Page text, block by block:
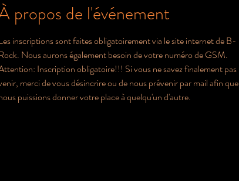
propos de l'événement
inscriptions sont faites obligatoirement via le site internet de B-
Nous aurons également besoin de votre numéro de GSM.
Inscription obligatoire!!! Si vous ne savez finalement pas
merci de vous désincrire ou de nous prévenir par mail afin que
puissions donner votre place à quelqu'un d'autre.